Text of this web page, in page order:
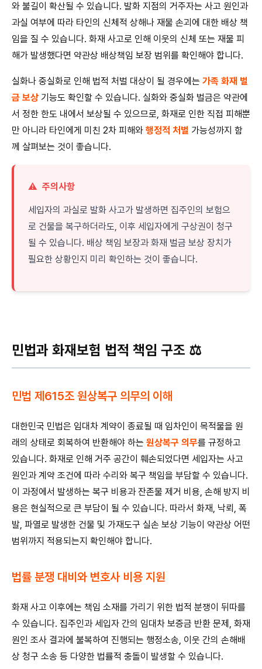
와 불길이 확산될 수 있습니다. 발화 지점의 거주자는 사고 원인과
과실 여부에 따라 타인의 신체적 상해나 재물 손괴에 대한 배상 책
임을 질 수 있습니다. 화재 사고로 인해 이웃의 신체 또는 재물 피
해가 발생했다면 약관상 배상책임 보장 범위를 확인해야 합니다.
실화나 중실화로 인해 법적 처벌 대상이 될 경우에는 가족 화재 벌
금 보상 기능도 확인할 수 있습니다. 실화와 중실화 벌금은 약관에
서 정한 한도 내에서 보상될 수 있으므로, 화재로 인한 직접 피해뿐
만 아니라 타인에게 미친 2차 피해와 행정적 처벌 가능성까지 함
께 살펴보는 것이 좋습니다.
⚠️ 주의사항
세입자의 과실로 발화 사고가 발생하면 집주인의 보험으
로 건물을 복구하더라도, 이후 세입자에게 구상권이 청구
될 수 있습니다. 배상 책임 보장과 화재 벌금 보상 장치가
필요한 상황인지 미리 확인하는 것이 좋습니다.
민법과 화재보험 법적 책임 구조 ⚖️
민법 제615조 원상복구 의무의 이해
대한민국 민법은 임대차 계약이 종료될 때 임차인이 목적물을 원
래의 상태로 회복하여 반환해야 하는 원상복구 의무를 규정하고
있습니다. 화재로 인해 거주 공간이 훼손되었다면 세입자는 사고
원인과 계약 조건에 따라 수리와 복구 책임을 부담할 수 있습니다.
이 과정에서 발생하는 복구 비용과 잔존물 제거 비용, 손해 방지 비
용은 현실적으로 큰 부담이 될 수 있습니다. 따라서 화재, 낙뢰, 폭
발, 파열로 발생한 건물 및 가재도구 실손 보상 기능이 약관상 어떤
범위까지 적용되는지 확인해야 합니다.
법률 분쟁 대비와 변호사 비용 지원
화재 사고 이후에는 책임 소재를 가리기 위한 법적 분쟁이 뒤따를
수 있습니다. 집주인과 세입자 간의 임대차 보증금 반환 문제, 화재
원인 조사 결과에 불복하여 진행되는 행정소송, 이웃 간의 손해배
상 청구 소송 등 다양한 법률적 충돌이 발생할 수 있습니다.